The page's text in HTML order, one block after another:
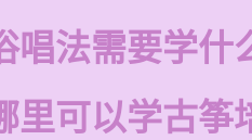
唱法需要学什
里可以学古筝